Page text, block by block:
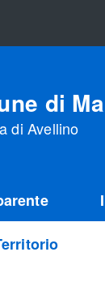
di
di Avellino